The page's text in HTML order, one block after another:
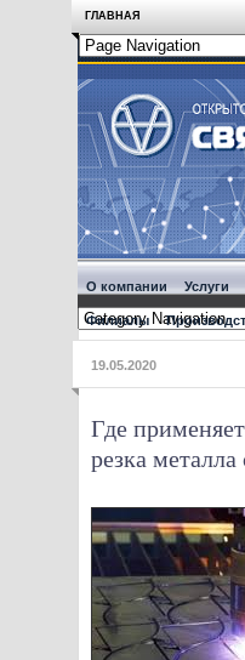
ГЛАВНАЯ
О компании Услуги
Филиалы
19.05.2020
Где
резка